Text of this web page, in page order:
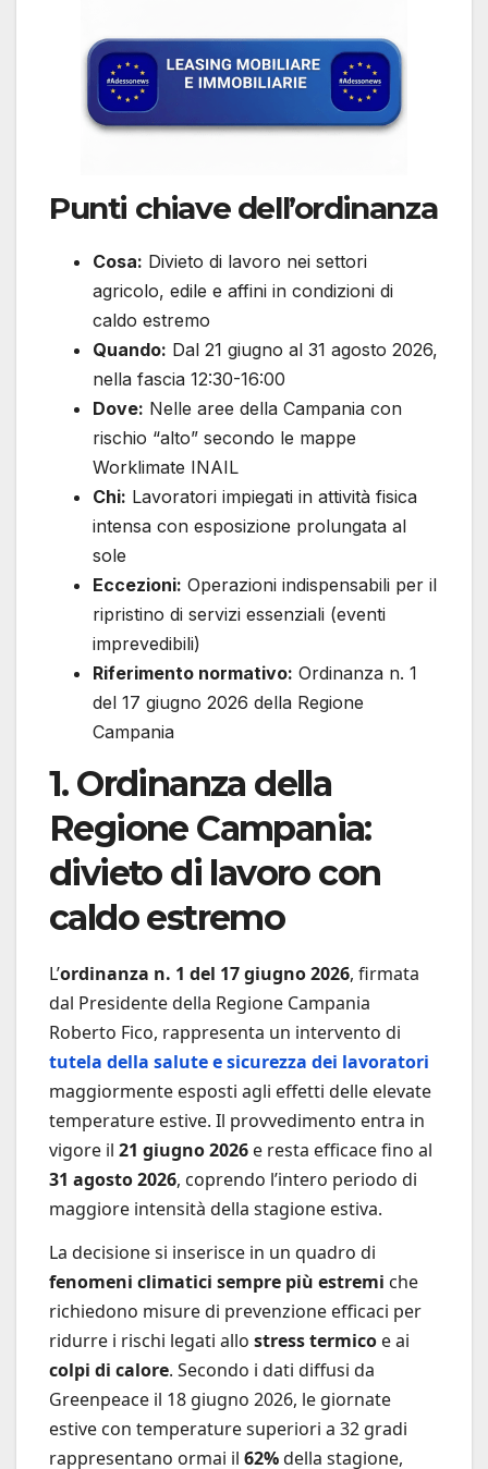
Punti chiave dell’ordinanza
Cosa: Divieto di lavoro nei settori
agricolo, edile e affini in condizioni di
caldo estremo
Quando: Dal 21 giugno al 31 agosto 2026,
nella fascia 12:30-16:00
Dove: Nelle aree della Campania con
rischio “alto” secondo le mappe
Worklimate INAIL
Chi: Lavoratori impiegati in attività fisica
intensa con esposizione prolungata al
sole
Eccezioni: Operazioni indispensabili per il
ripristino di servizi essenziali (eventi
imprevedibili)
Riferimento normativo: Ordinanza n. 1
del 17 giugno 2026 della Regione
Campania
1. Ordinanza della
Regione Campania:
divieto di lavoro con
caldo estremo
L’ordinanza n. 1 del 17 giugno 2026, firmata
dal Presidente della Regione Campania
Roberto Fico, rappresenta un intervento di
tutela della salute e sicurezza dei lavoratori
maggiormente esposti agli effetti delle elevate
temperature estive. Il provvedimento entra in
vigore il 21 giugno 2026 e resta efficace fino al
31 agosto 2026, coprendo l’intero periodo di
maggiore intensità della stagione estiva.
La decisione si inserisce in un quadro di
fenomeni climatici sempre più estremi che
richiedono misure di prevenzione efficaci per
ridurre i rischi legati allo stress termico e ai
colpi di calore. Secondo i dati diffusi da
Greenpeace il 18 giugno 2026, le giornate
estive con temperature superiori a 32 gradi
rappresentano ormai il 62%della stagione,